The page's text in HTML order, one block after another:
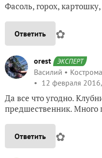
Фасоль, горох,
Ответить ✿
orest ЭКСПЕРТ
Василий
Кострома
12 февраля
Да все что угодно.
предшественник. Много
Ответить ✿